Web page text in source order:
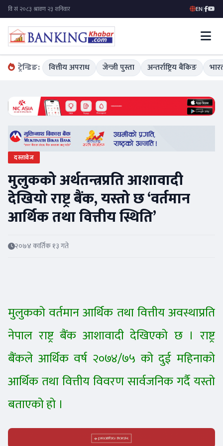
EN|
ट्रेन्डिङ: वित्तीय अपराध जेन्जी पुस्ता अन्तर्राष्ट्रिय बैंकिङ
दस्तावेज
मुलुकको अर्थतन्त्रप्रति आशावादी
देखियो राष्ट्र बैंक, यस्तो छ ‘वर्तमान
आर्थिक तथा वित्तीय स्थिति’
२०७४ कार्तिक १३ गते
मुलुकको वर्तमान आर्थिक तथा वित्तीय अवस्थाप्रति
नेपाल राष्ट्र बैंक आशावादी देखिएको छ । राष्ट्र
बैंकले आर्थिक वर्ष २०७४/७५ को दुई महिनाको
आर्थिक तथा वित्तीय विवरण सार्वजनिक गर्दै यस्तो
बताएको हो ।